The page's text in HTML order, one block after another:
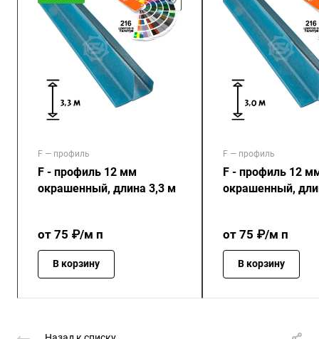
F — профиль
F - профиль 12 мм
окрашенный, длина 3,3 м
от 75 ₽/м п
В корзину
F — профиль
F - профиль 12
окрашенный,
от 75 ₽/м п
В корзину